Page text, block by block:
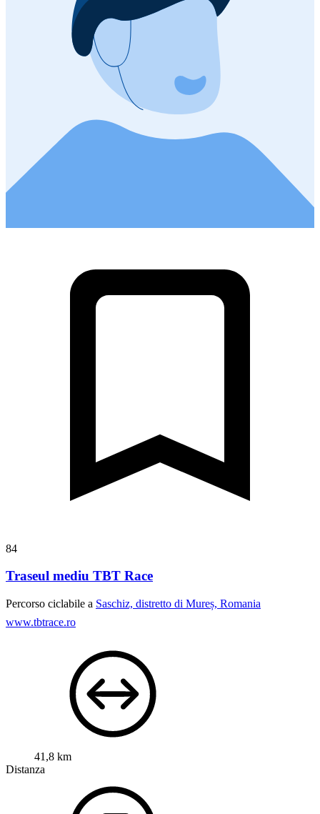
84
Traseul mediu TBT Race
Percorso ciclabile a Saschiz, distretto di Mureș, Romania
www.tbtrace.ro
41,8 km
Distanza